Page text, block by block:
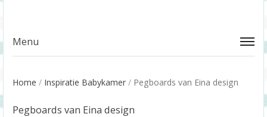
Menu
Home / Inspiratie Babykamer / Pegboards van Eina design
Pegboards van Eina design